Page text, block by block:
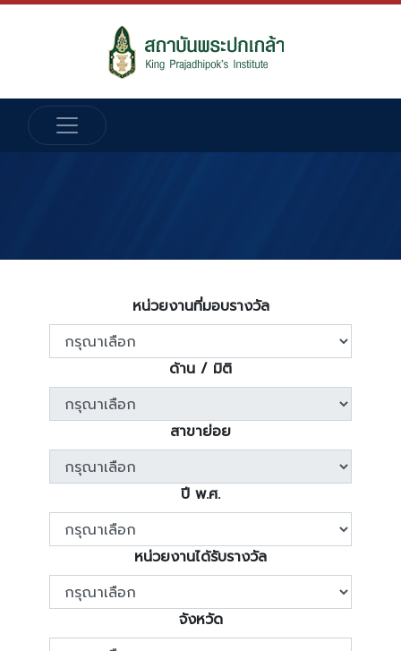
หน่วยงานที่มอบรางวัล
ด้าน / มิติ
สาขาย่อย
ปี พ.ศ.
หน่วยงานได้รับรางวัล
จังหวัด